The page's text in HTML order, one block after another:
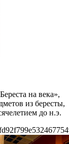
на века»,
из бересты,
до н.э.